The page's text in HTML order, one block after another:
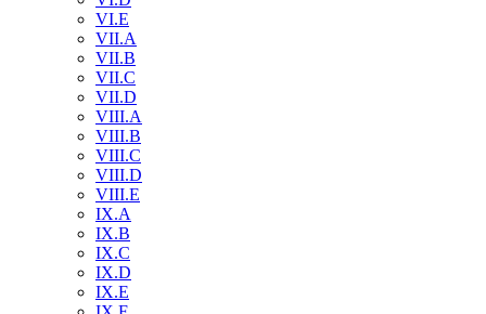
VI.E
VII.A
VII.B
VII.C
VII.D
VIII.A
VIII.B
VIII.C
VIII.D
VIII.E
IX.A
IX.B
IX.C
IX.D
IX.E